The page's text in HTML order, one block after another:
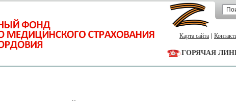
Карта сайта
ГОРЯЧАЯ